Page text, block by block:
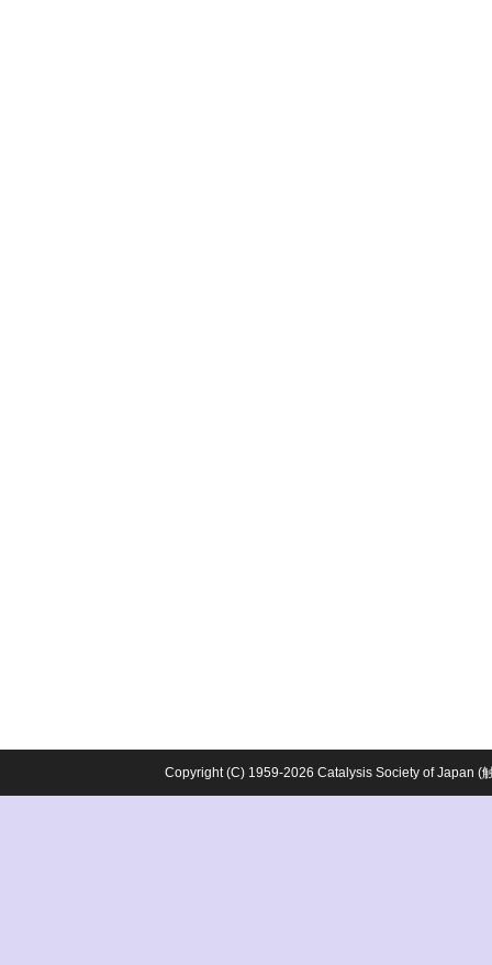
Copyright (C) 1959-2026 Catalysis Society of Japan (